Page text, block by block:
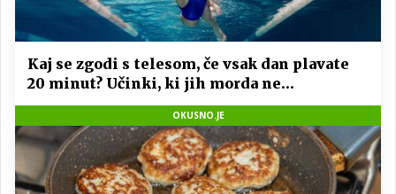
Kaj se zgodi s telesom, če vsak dan plavate
20 minut? Učinki, ki jih morda ne
pričakujete
OKUSNO.JE